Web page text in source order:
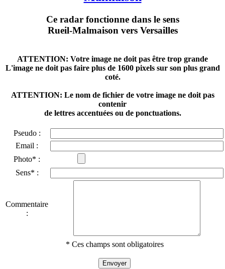
Ce radar fonctionne dans le sens
Rueil-Malmaison vers Versailles
ATTENTION: Votre image ne doit pas être trop grande
L'image ne doit pas faire plus de 1600 pixels sur son plus grand
coté.
ATTENTION: Le nom de fichier de votre image ne doit pas
contenir
de lettres accentuées ou de ponctuations.
Pseudo :
Email :
Photo* :
Sens* :
Commentaire
:
* Ces champs sont obligatoires